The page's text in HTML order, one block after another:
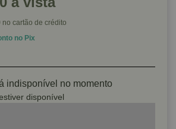
cartão de crédito
no Pix
indisponível no momento
disponível